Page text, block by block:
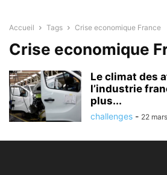
Accueil Tags Crise economique France
Crise economique
Le climat des
l’industrie
plus...
challenges - 22